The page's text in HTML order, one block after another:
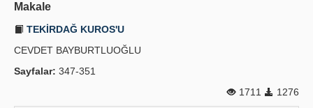
İlkeler
Makale
TEKİRDAĞ KUROS'U
CEVDET BAYBURTLUOĞLU
Sayfalar: 347-351
1711
1276